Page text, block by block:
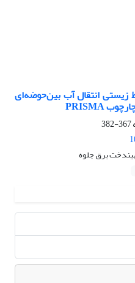
‌زیستی انتقال آب بین‌حوضه‌ای
367-382
برق جلوه